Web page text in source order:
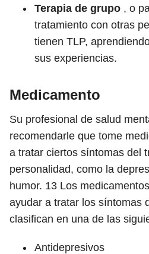
Terapia de grupo , o
tratamiento con otras
tienen TLP,
sus experiencias.
Medicamento
Su profesional de salud
recomendarle que tome
a tratar ciertos síntomas del
personalidad, como la
humor. 13 Los
ayudar a tratar los síntomas
clasifican en una de las
Antidepresivos